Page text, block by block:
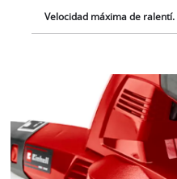
Velocidad máxima de ralentí.